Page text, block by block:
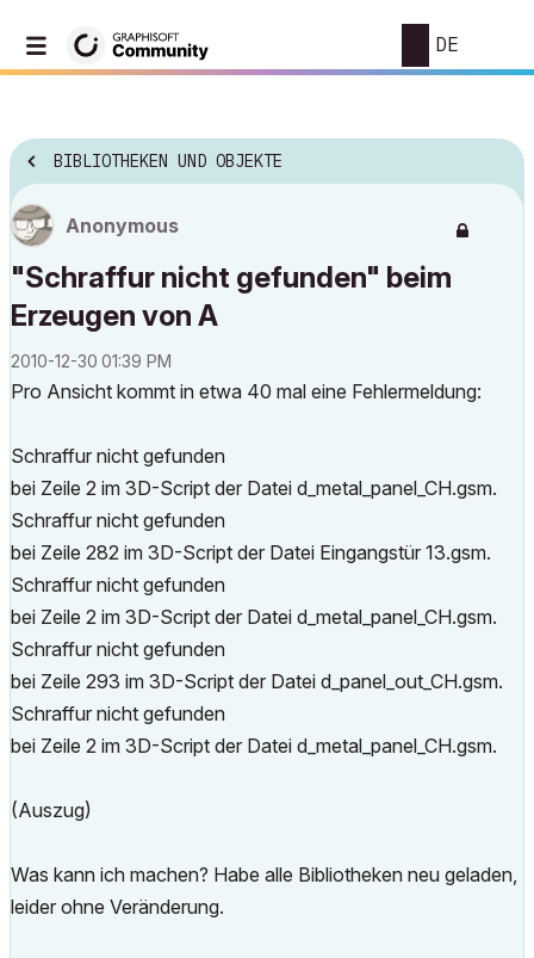
DE
BIBLIOTHEKEN UND OBJEKTE
Anonymous
"Schraffur nicht gefunden" beim
Erzeugen von A
‎2010-12-30 01:39 PM
Pro Ansicht kommt in etwa 40 mal eine Fehlermeldung:
Schraffur nicht gefunden
bei Zeile 2 im 3D-Script der Datei d_metal_panel_CH.gsm.
Schraffur nicht gefunden
bei Zeile 282 im 3D-Script der Datei Eingangstür 13.gsm.
Schraffur nicht gefunden
bei Zeile 2 im 3D-Script der Datei d_metal_panel_CH.gsm.
Schraffur nicht gefunden
bei Zeile 293 im 3D-Script der Datei d_panel_out_CH.gsm.
Schraffur nicht gefunden
bei Zeile 2 im 3D-Script der Datei d_metal_panel_CH.gsm.
(Auszug)
Was kann ich machen? Habe alle Bibliotheken neu geladen,
leider ohne Veränderung.